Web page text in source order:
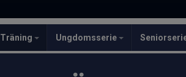
Träning Ungdomsserie